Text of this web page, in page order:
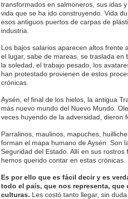
transformados en salmoneros, sus idas
vida que se ha ido construyendo. Vida
esos antiguos puertos de carpas de
industria.
Los bajos salarios aparecen altos frente
el lugar, sabe de mareas, se traslada
la soledad, el trabajo pesado, los
han protestado provienen de estos
crónicas.
Aysén, el final de los hielos, la antigua
más nuevo mundo del Nuevo Mundo.
veces huyendo de la adversidad, dieron
Parralinos, maulinos, mapuches,
forman el mapa humano de Aysén. Son
Seguridad del Estado. Allí en sus
hemos querido contar en estas crónicas.
Es por ello que es fácil decir y es
todo el país, que nos representa, que
culturas. Les costó tanto llegar, sin